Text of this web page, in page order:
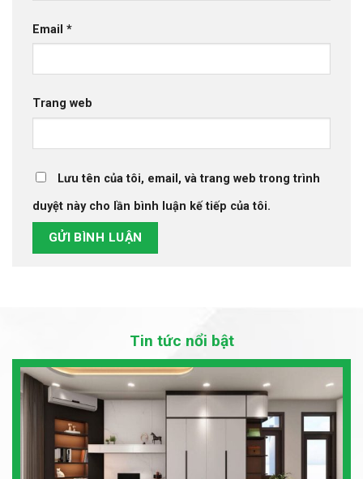
Email *
Trang web
Lưu tên của tôi, email, và trang web trong trình
duyệt này cho lần bình luận kế tiếp của tôi.
Tin tức nổi bật